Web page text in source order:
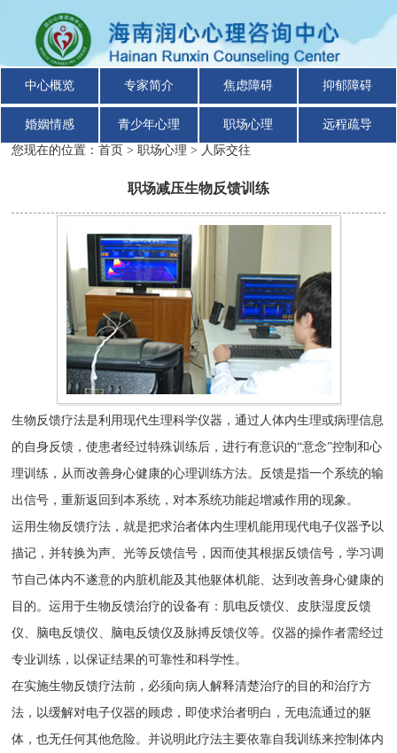
中心概览 专家简介 焦虑障碍 抑郁障碍
婚姻情感 青少年心理 职场心理
远程疏导
您现在的位置：首页 >职场心理 > 人际交往
职场减压生物反馈训练
生物反馈疗法是利用现代生理科学仪器，通过人体内生理或病理信息
的自身反馈，使患者经过特殊训练后，进行有意识的“意念”控制和心
理训练，从而改善身心健康的心理训练方法。反馈是指一个系统的输
出信号，重新返回到本系统，对本系统功能起增减作用的现象。
运用生物反馈疗法，就是把求治者体内生理机能用现代电子仪器予以
描记，并转换为声、光等反馈信号，因而使其根据反馈信号，学习调
节自己体内不遂意的内脏机能及其他躯体机能、达到改善身心健康的
目的。运用于生物反馈治疗的设备有：肌电反馈仪、皮肤湿度反馈
仪、脑电反馈仪、脑电反馈仪及脉搏反馈仪等。仪器的操作者需经过
专业训练，以保证结果的可靠性和科学性。
在实施生物反馈疗法前，必须向病人解释清楚治疗的目的和治疗方
法，以缓解对电子仪器的顾虑，即使求治者明白，无电流通过的躯
体，也无任何其他危险。并说明此疗法主要依靠自我训练来控制体内